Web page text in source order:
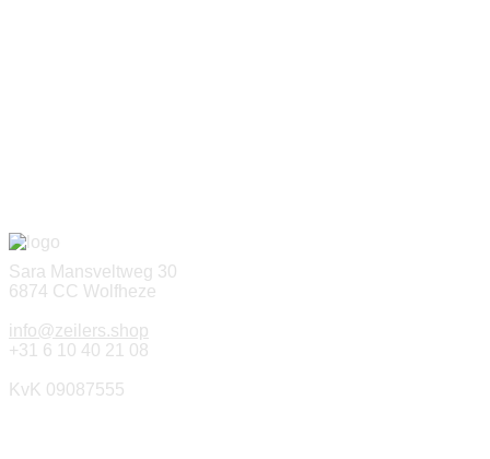
Sara Mansveltweg 30
6874 CC Wolfheze
info@zeilers.shop
+31 6 10 40 21 08
KvK 09087555